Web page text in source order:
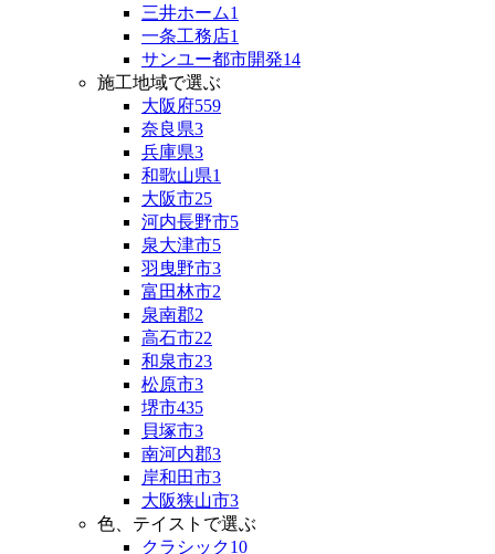
三井ホーム1
一条工務店1
サンユー都市開発14
施工地域で選ぶ
大阪府559
奈良県3
兵庫県3
和歌山県1
大阪市25
河内長野市5
泉大津市5
羽曳野市3
富田林市2
泉南郡2
高石市22
和泉市23
松原市3
堺市435
貝塚市3
南河内郡3
岸和田市3
大阪狭山市3
色、テイストで選ぶ
クラシック10